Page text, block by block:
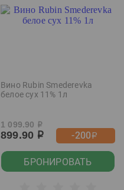
Вино Rubin Smederevka
белое сух 11% 1л
1 099.90 р
899.90 р -200р
БРОНИРОВАТЬ